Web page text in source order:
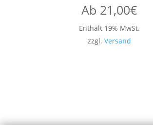
Ab 21,00€
Enthält 19% MwSt.
zzgl. Versand